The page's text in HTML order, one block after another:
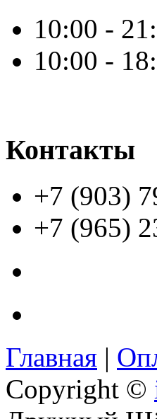
10:00 -
10:00 -
Контакты
+7 (903)
+7 (965)
Главная |
Copyright ©